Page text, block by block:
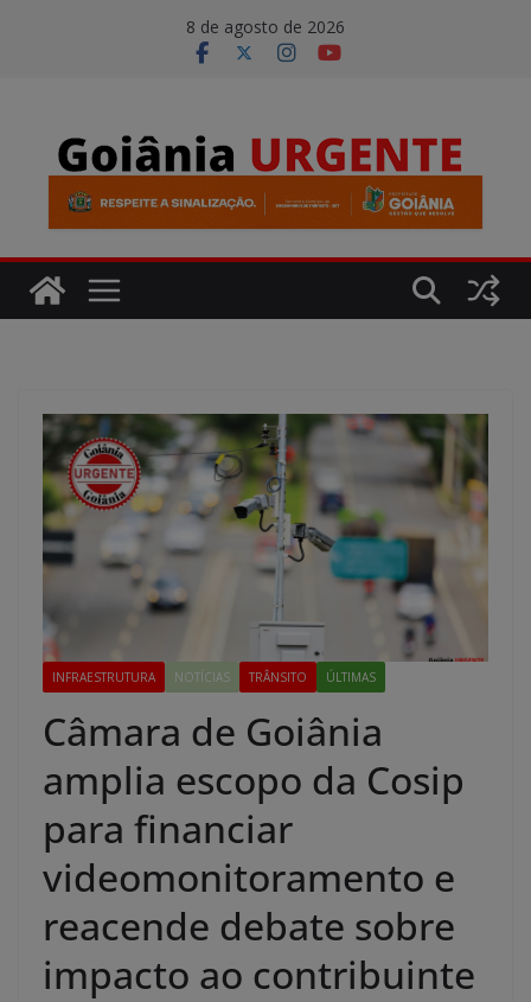
8 de agosto de 2026
INFRAESTRUTURA NOTÍCIAS TRÂNSITO ÚLTIMAS
Câmara de Goiânia
amplia escopo da Cosip
para financiar
videomonitoramento e
reacende debate sobre
impacto ao contribuinte
modal-check